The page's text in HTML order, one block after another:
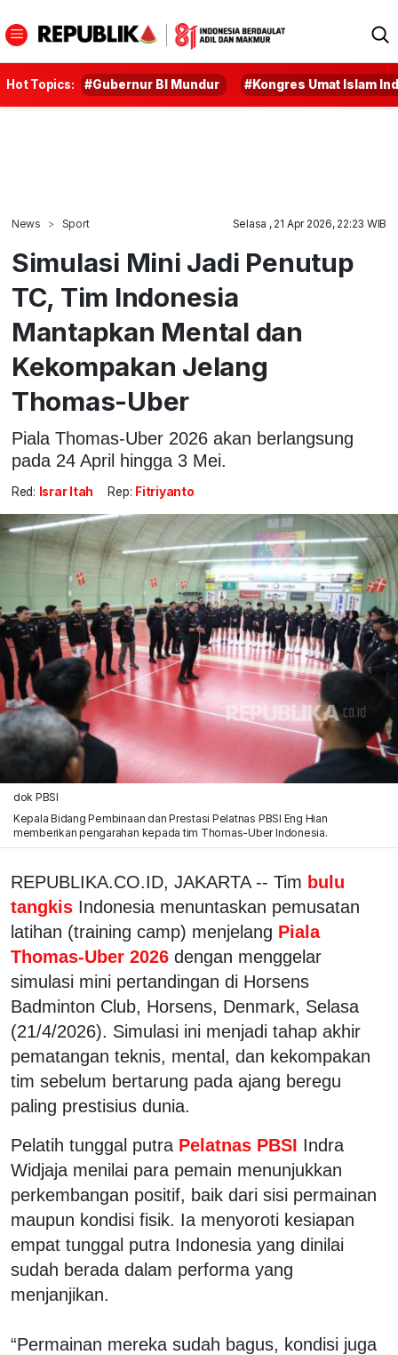
Hot Topics: #Gubernur BI Mundur #Kongres Umat Islam
News Sport Selasa , 21 Apr 2026, 22:23 WIB
Simulasi Mini Jadi Penutup
TC, Tim Indonesia
Mantapkan Mental dan
Kekompakan Jelang
Thomas-Uber
Piala Thomas-Uber 2026 akan berlangsung
pada 24 April hingga 3 Mei.
Red: Israr Itah Rep: Fitriyanto
dok PBSI
Kepala Bidang Pembinaan dan Prestasi Pelatnas PBSI Eng Hian
memberikan pengarahan kepada tim Thomas-Uber Indonesia.
REPUBLIKA.CO.ID, JAKARTA -- Tim bulu
tangkis Indonesia menuntaskan pemusatan
latihan (training camp) menjelang Piala
Thomas-Uber 2026 dengan menggelar
simulasi mini pertandingan di Horsens
Badminton Club, Horsens, Denmark, Selasa
(21/4/2026). Simulasi ini menjadi tahap akhir
pematangan teknis, mental, dan kekompakan
tim sebelum bertarung pada ajang beregu
paling prestisius dunia.
Pelatih tunggal putra Pelatnas PBSI Indra
Widjaja menilai para pemain menunjukkan
perkembangan positif, baik dari sisi permainan
maupun kondisi fisik. Ia menyoroti kesiapan
empat tunggal putra Indonesia yang dinilai
sudah berada dalam performa yang
menjanjikan.
“Permainan mereka sudah bagus, kondisi juga